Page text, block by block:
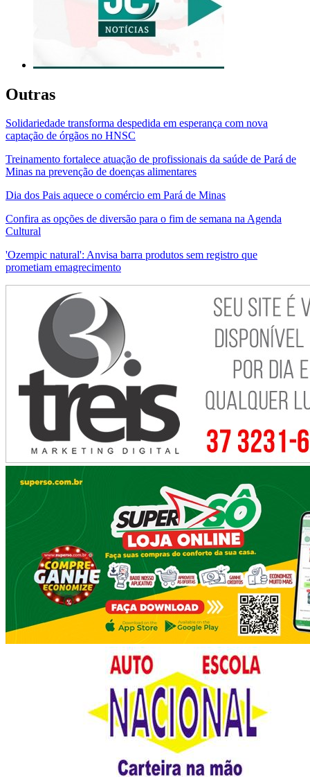
Outras
Solidariedade transforma despedida em esperança com nova
captação de órgãos no HNSC
Treinamento fortalece atuação de profissionais da saúde de Pará de
Minas na prevenção de doenças alimentares
Dia dos Pais aquece o comércio em Pará de Minas
Confira as opções de diversão para o fim de semana na Agenda
Cultural
'Ozempic natural': Anvisa barra produtos sem registro que
prometiam emagrecimento